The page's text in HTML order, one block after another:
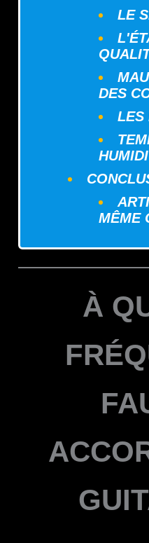
LE
DES
LES
MÊME
À